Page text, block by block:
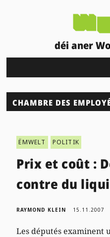
déi aner
CHAMBRE DES
ËMWELT POLITIK
Prix et coût :
contre du
RAYMOND KLEIN 15.11.2007
Les députés examinent